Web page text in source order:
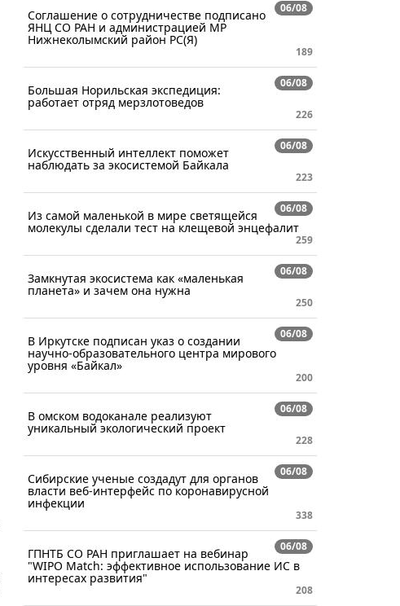
06/08
Соглашение о сотрудничестве подписано
ЯНЦ СО РАН и администрацией МР
Нижнеколымский район РС(Я)
189
06/08
Большая Норильская экспедиция:
работает отряд мерзлотоведов
226
06/08
Искусственный интеллект поможет
наблюдать за экосистемой Байкала
223
06/08
Из самой маленькой в мире светящейся
молекулы сделали тест на клещевой энцефалит
259
06/08
Замкнутая экосистема как «маленькая
планета» и зачем она нужна
250
06/08
В Иркутске подписан указ о создании
научно-образовательного центра мирового
уровня «Байкал»
200
06/08
В омском водоканале реализуют
уникальный экологический проект
228
06/08
Сибирские ученые создадут для органов
власти веб-интерфейс по коронавирусной
инфекции
338
06/08
ГПНТБ СО РАН приглашает на вебинар
"WIPO Match: эффективное использование ИС в
интересах развития"
208